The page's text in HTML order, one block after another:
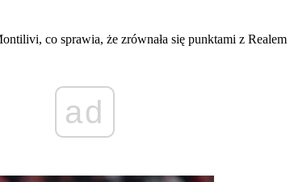
co sprawia, że zrównała się punktami z
ad